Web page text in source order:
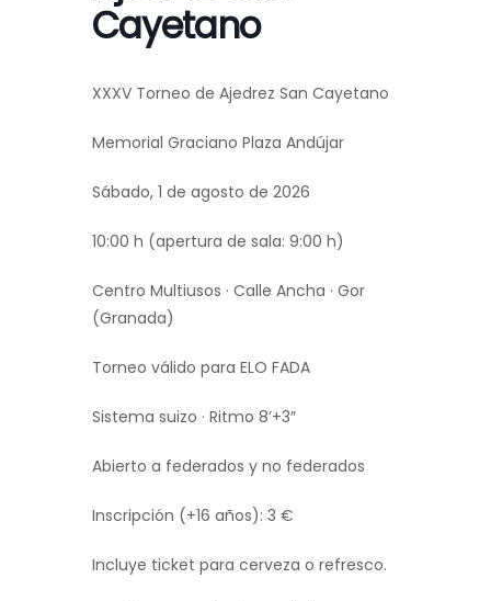
Cayetano
XXXV Torneo de Ajedrez San Cayetano
Memorial Graciano Plaza Andújar
Sábado, 1 de agosto de 2026
10:00 h (apertura de sala: 9:00 h)
Centro Multiusos · Calle Ancha · Gor
(Granada)
Torneo válido para ELO FADA
Sistema suizo · Ritmo 8’+3″
Abierto a federados y no federados
Inscripción (+16 años): 3 €
Incluye ticket para cerveza o refresco.